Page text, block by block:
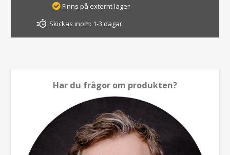
Finns på externt lager
Skickas inom: 1-3 dagar
Har du frågor om produkten?